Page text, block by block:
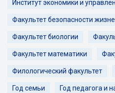
Институт экономики и
Факультет безопасности
Факультет биологии
Факультет математики
Филологический факультет
Год семьи Год педагога и